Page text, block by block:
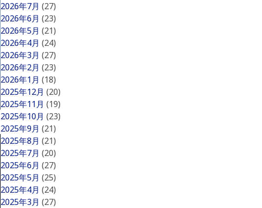
2026年7月 (27)
2026年6月 (23)
2026年5月 (21)
2026年4月 (24)
2026年3月 (27)
2026年2月 (23)
2026年1月 (18)
2025年12月 (20)
2025年11月 (19)
2025年10月 (23)
2025年9月 (21)
2025年8月 (21)
2025年7月 (20)
2025年6月 (27)
2025年5月 (25)
2025年4月 (24)
2025年3月 (27)